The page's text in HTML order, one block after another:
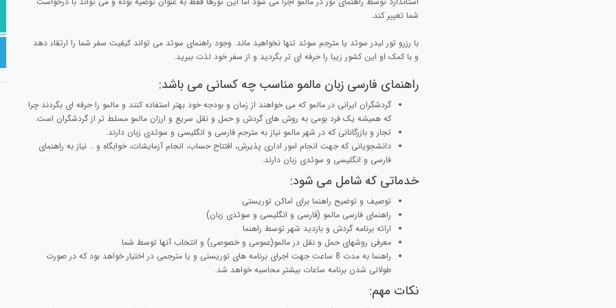
شما تغییر کند.
با رزرو تور لیدر سوئد یا مترجم سوئد تنها نخواهید ماند. وجود راهنمای سوئد می تواند کیفیت سفر شما را ارتقاء دهد
و با کمک او این کشور زیبا را حرفه ای تر بگردید و از سفر خود لذت ببرید.
راهنمای فارسی زبان مالمو مناسب چه کسانی می باشد:
گردشگران ایرانی در مالمو که می خواهند از زمان و بودجه خود بهتر استفاده کنند و مالمو را حرفه ای بگردند چرا
که همیشه یک فرد بومی به روش های گردش و حمل و نقل سریع و ارزان مالمو مسلط تر از گردشگران است.
تجار و بازرگانانی که در شهر مالمو نیاز به مترجم فارسی و انگلیسی و سوئدی زبان دارند.
دانشجویانی که جهت انجام امور اداری پذیرش، افتتاح حساب، انجام آزمایشات، خوابگاه و .. نیاز به راهنمای
فارسی و انگلیسی و سوئدی زبان دارند.
خدماتی که شامل می شود:
توصیف و توضیح راهنما برای اماکن توریستی
راهنمای فارسی مالمو (فارسی و انگلیسی و سوئدی زبان)
ارائه برنامه گردش و بازدید شهر توسط راهنما
معرفی روشهای حمل و نقل در مالمو(عمومی و خصوصی) و انتخاب آنها توسط شما
راهنما به مدت 8 ساعت جهت اجرای برنامه های توریستی و یا مترجمی در اختیار خواهد بود که در صورت
طولانی شدن برنامه ساعات بیشتر محاسبه خواهد شد.
نکات مهم: